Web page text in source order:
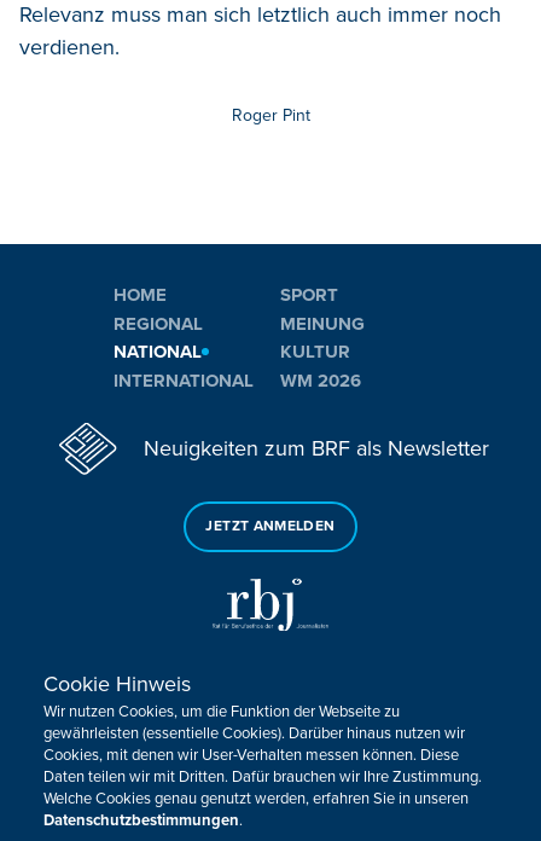
Relevanz muss man sich letztlich auch immer noch
verdienen.
Roger Pint
HOME
REGIONAL
NATIONAL
INTERNATIONAL
SPORT
MEINUNG
KULTUR
WM 2026
Neuigkeiten zum BRF als Newsletter
JETZT ANMELDEN
Sie haben noch Fragen oder Anmerkungen?
KONTAKTIEREN SIE UNS!
Impressum Datenschutz Kontakt
Barrierefreiheit
Cookie-Zustimmung anpassen
Cookie Hinweis
Wir nutzen Cookies, um die Funktion der Webseite zu
gewährleisten (essentielle Cookies). Darüber hinaus nutzen wir
Cookies, mit denen wir User-Verhalten messen können. Diese
Daten teilen wir mit Dritten. Dafür brauchen wir Ihre Zustimmung.
Welche Cookies genau genutzt werden, erfahren Sie in unseren
Datenschutzbestimmungen.